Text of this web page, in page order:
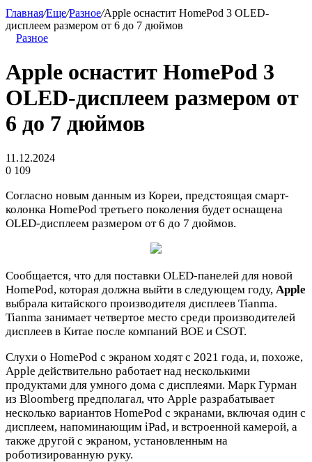
Главная/Еще/Разное/Apple оснастит HomePod 3 OLED-
дисплеем размером от 6 до 7 дюймов
Разное
Apple оснастит HomePod 3
OLED-дисплеем размером от
6 до 7 дюймов
11.12.2024
0 109
Согласно новым данным из Кореи, предстоящая смарт-
колонка HomePod третьего поколения будет оснащена
OLED-дисплеем размером от 6 до 7 дюймов.
Сообщается, что для поставки OLED-панелей для новой
HomePod, которая должна выйти в следующем году, Apple
выбрала китайского производителя дисплеев Tianma.
Tianma занимает четвертое место среди производителей
дисплеев в Китае после компаний BOE и CSOT.
Слухи о HomePod с экраном ходят с 2021 года, и, похоже,
Apple действительно работает над несколькими
продуктами для умного дома с дисплеями. Марк Гурман
из Bloomberg предполагал, что Apple разрабатывает
несколько вариантов HomePod с экранами, включая один с
дисплеем, напоминающим iPad, и встроенной камерой, а
также другой с экраном, установленным на
роботизированную руку.